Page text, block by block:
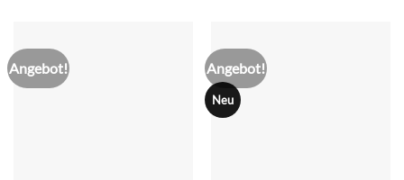
Angebot! Angebot!
Neu